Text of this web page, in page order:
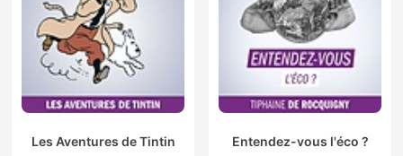
Les Aventures de Tintin Entendez-vous l'éco ?